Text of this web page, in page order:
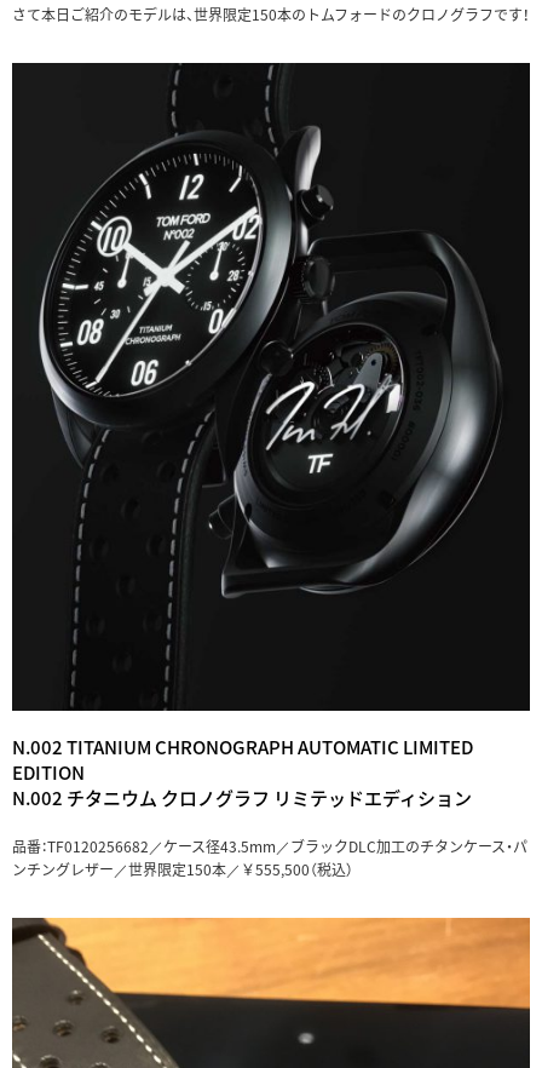
さて本日ご紹介のモデルは、世界限定150本のトムフォードのクロノグラフです！
N.002 TITANIUM CHRONOGRAPH AUTOMATIC LIMITED
EDITION
N.002 チタニウム クロノグラフ リミテッドエディション
品番：TF0120256682／ケース径43.5mm／ブラックDLC加工のチタンケース・パ
ンチングレザー／世界限定150本／￥555,500（税込）